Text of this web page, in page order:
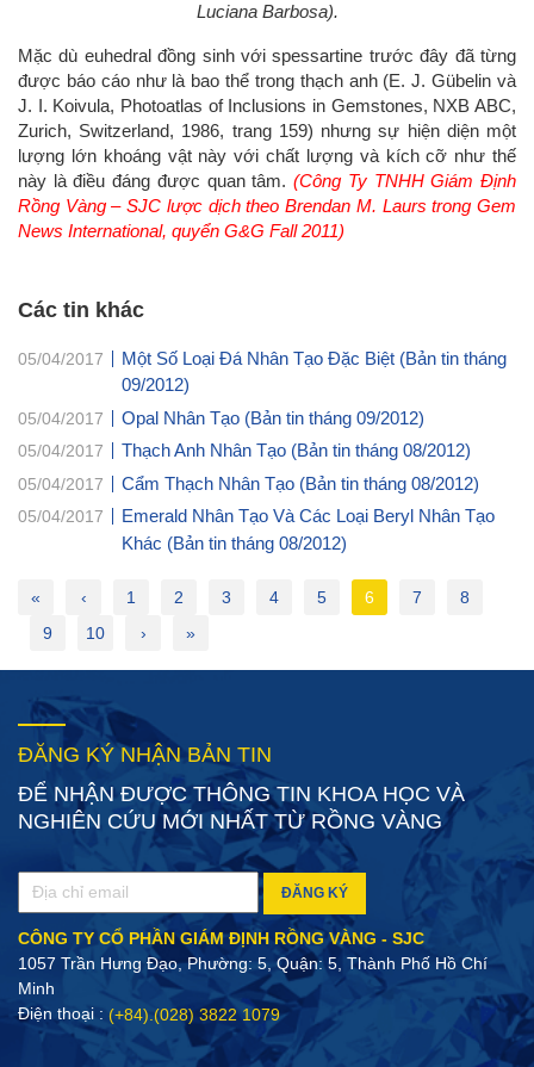
Luciana Barbosa).
Mặc dù euhedral đồng sinh với spessartine trước đây đã từng
được báo cáo như là bao thể trong thạch anh (E. J. Gübelin và
J. I. Koivula, Photoatlas of Inclusions in Gemstones, NXB ABC,
Zurich, Switzerland, 1986, trang 159) nhưng sự hiện diện một
lượng lớn khoáng vật này với chất lượng và kích cỡ như thế
này là điều đáng được quan tâm.(Công Ty TNHH Giám Định
Rồng Vàng – SJC lược dịch theo Brendan M. Laurs trong Gem
News International, quyển G&G Fall 2011)
Các tin khác
05/04/2017
Một Số Loại Đá Nhân Tạo Đặc Biệt (Bản tin tháng
09/2012)
05/04/2017 Opal Nhân Tạo (Bản tin tháng 09/2012)
05/04/2017 Thạch Anh Nhân Tạo (Bản tin tháng 08/2012)
05/04/2017 Cẩm Thạch Nhân Tạo (Bản tin tháng 08/2012)
05/04/2017
Emerald Nhân Tạo Và Các Loại Beryl Nhân Tạo
Khác (Bản tin tháng 08/2012)
« ‹ 1 2 3 4 5 6 7
8
9
10 › »
ĐĂNG KÝ NHẬN BẢN TIN
ĐỂ NHẬN ĐƯỢC THÔNG TIN KHOA HỌC VÀ
NGHIÊN CỨU MỚI NHẤT TỪ RỒNG VÀNG
ĐĂNG KÝ
CÔNG TY CỔ PHẦN GIÁM ĐỊNH RỒNG VÀNG - SJC
1057 Trần Hưng Đạo, Phường: 5, Quận: 5, Thành Phố Hồ Chí
Minh
Điện thoại : (+84).(028) 3822 1079